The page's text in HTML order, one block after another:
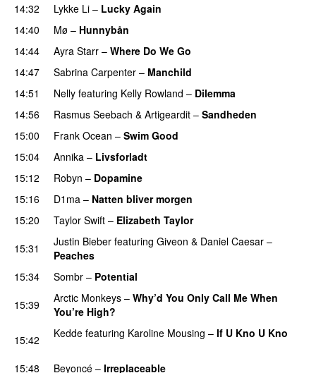
14:32 Lykke Li – Lucky Again
14:40 Mø – Hunnybån
14:44
Ayra Starr – Where Do We Go
14:47 Sabrina Carpenter – Manchild
14:51
Nelly featuring Kelly Rowland – Dilemma
14:56 Rasmus Seebach & Artigeardit – Sandheden
15:00
Frank Ocean – Swim Good
15:04
Annika – Livsforladt
15:12
Robyn – Dopamine
15:16 D1ma – Natten bliver morgen
15:20
Taylor Swift – Elizabeth Taylor
15:31
Justin Bieber featuring Giveon & Daniel Caesar –
Peaches
15:34
Sombr – Potential
15:39 Arctic Monkeys – Why’d You Only Call Me When
You’re High?
15:42
Kedde featuring Karoline Mousing – If U Kno U Kno
15:48 Beyoncé – Irreplaceable